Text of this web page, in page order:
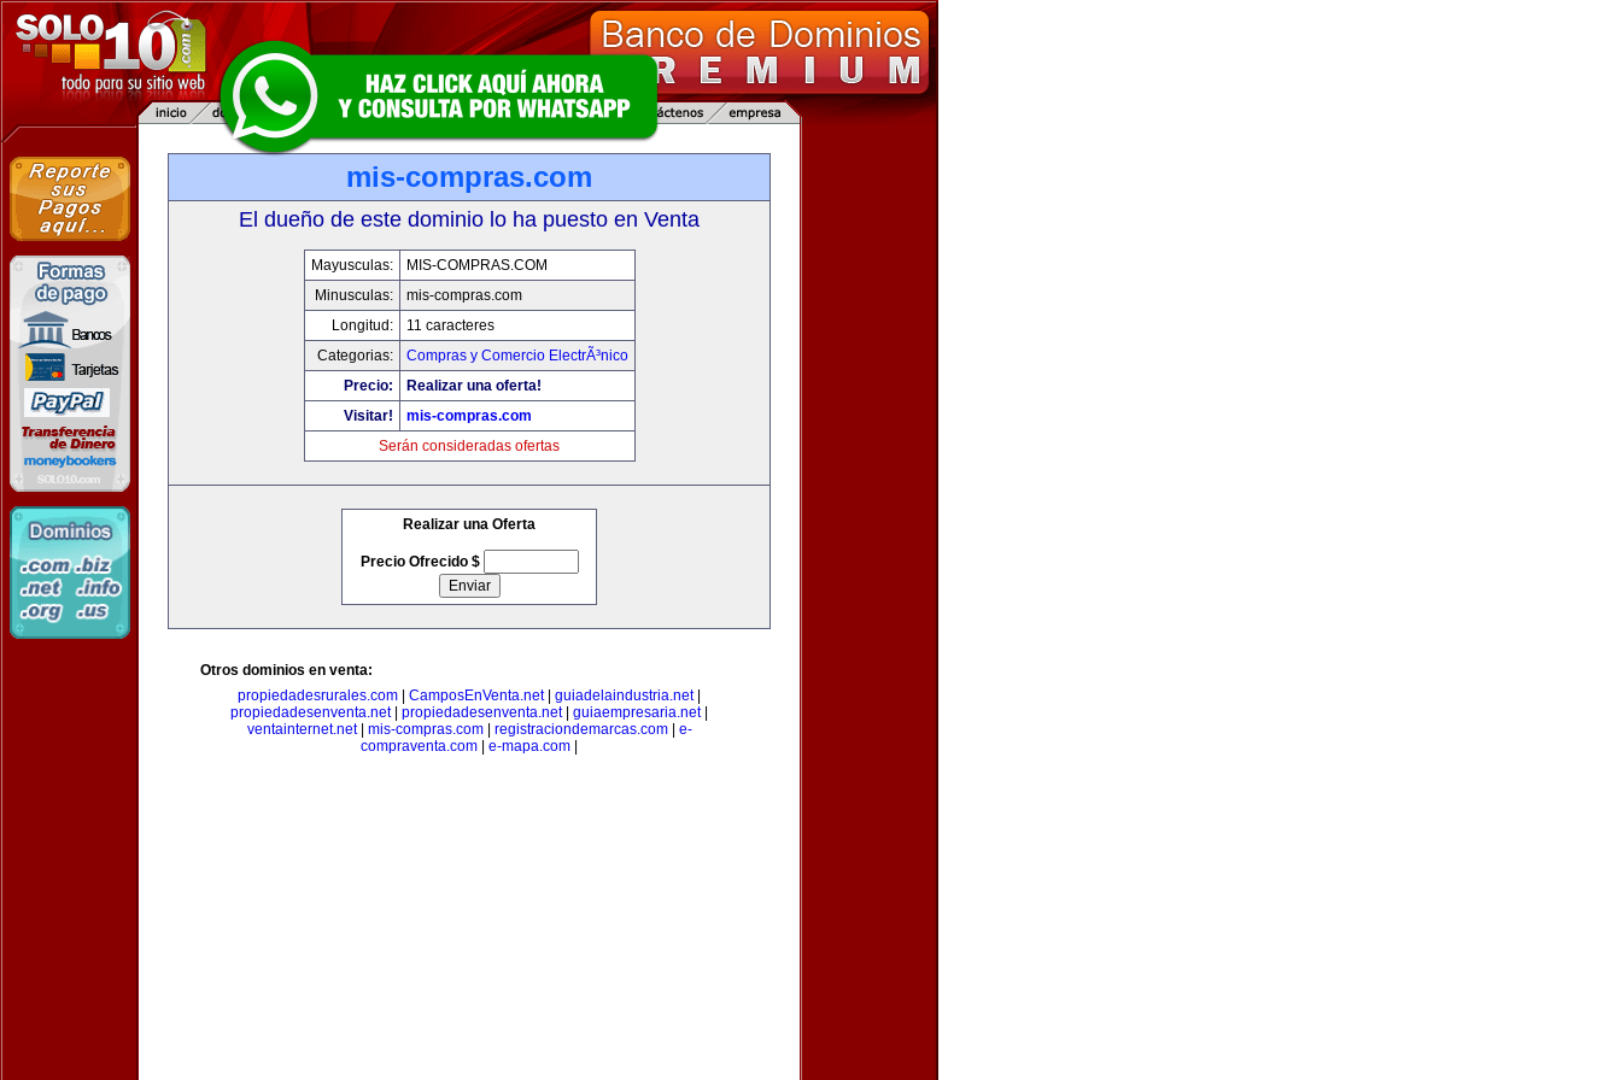
mis-compras.com
El dueño de este dominio lo ha puesto en Venta
Mayusculas:
MIS-COMPRAS.COM
Minusculas:
mis-compras.com
Longitud:
11 caracteres
Categorias:
Compras y Comercio ElectrÃ³nico
Precio:
Realizar una oferta!
Visitar!
mis-compras.com
Serán consideradas ofertas
Realizar una Oferta
Precio Ofrecido $
Otros dominios en venta:
propiedadesrurales.com
CamposEnVenta.net guiadelaindustria.net
propiedadesenventa.net propiedadesenventa.net| guiaempresaria.net|
ventainternet.net| mis-compras.com| registraciondemarcas.com| e-
compraventa.com
e-mapa.com